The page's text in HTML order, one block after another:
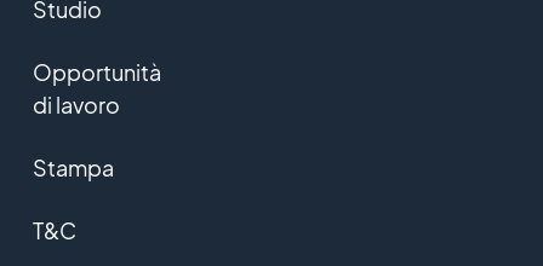
Studio
Opportunità
di lavoro
Stampa
T&C